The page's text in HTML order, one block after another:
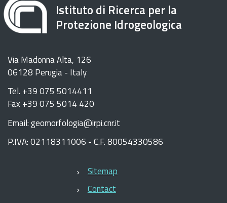
Istituto di Ricerca per la
Protezione Idrogeologica
Via Madonna Alta, 126
06128 Perugia - Italy
Tel. +39 075 5014411
Fax +39 075 5014 420
Email: geomorfologia@irpi.cnr.it
P.IVA: 02118311006 - C.F. 80054330586
Sitemap
Contact